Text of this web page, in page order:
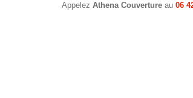
Appelez Athena Couverture au 06